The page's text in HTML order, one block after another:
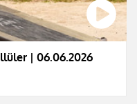
| 06.06.2026